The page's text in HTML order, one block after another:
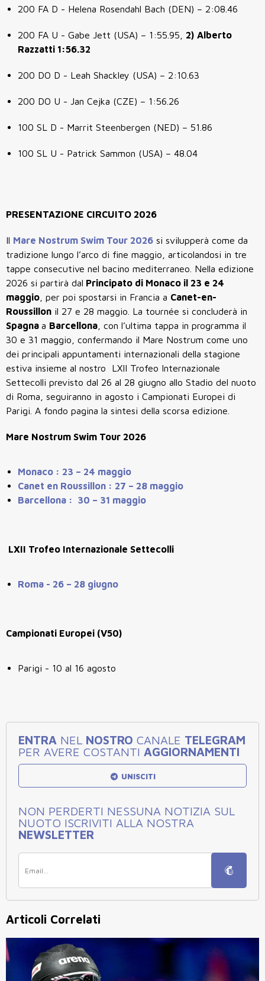
200 FA D - Helena Rosendahl Bach (DEN) – 2:08.46
200 FA U - Gabe Jett (USA) – 1:55.95, 2) Alberto
Razzatti 1:56.32
200 DO D - Leah Shackley (USA) – 2:10.63
200 DO U - Jan Cejka (CZE) – 1:56.26
100 SL D - Marrit Steenbergen (NED) – 51.86
100 SL U - Patrick Sammon (USA) – 48.04
PRESENTAZIONE CIRCUITO 2026
Il Mare Nostrum Swim Tour 2026 si svilupperà come da
tradizione lungo l’arco di fine maggio, articolandosi in tre
tappe consecutive nel bacino mediterraneo. Nella edizione
2026 si partirà dal Principato di Monaco il 23 e 24
maggio , per poi spostarsi in Francia a Canet-en-
Roussillon il 27 e 28 maggio. La tournée si concluderà in
Spagna a Barcellona , con l’ultima tappa in programma il
30 e 31 maggio, confermando il Mare Nostrum come uno
dei principali appuntamenti internazionali della stagione
estiva insieme al nostro LXII Trofeo Internazionale
Settecolli previsto dal 26 al 28 giugno allo Stadio del nuoto
di Roma, seguiranno in agosto i Campionati Europei di
Parigi. A fondo pagina la sintesi della scorsa edizione.
Mare Nostrum Swim Tour 2026
Monaco : 23 – 24 maggio
Canet en Roussillon : 27 – 28 maggio
Barcellona : 30 – 31 maggio
LXII Trofeo Internazionale Settecolli
Roma - 26 – 28 giugno
Campionati Europei (V50)
Parigi - 10 al 16 agosto
ENTRA NEL NOSTRO CANALE TELEGRAM
PER AVERE COSTANTI AGGIORNAMENTI
UNISCITI
NON PERDERTI NESSUNA NOTIZIA SUL
NUOTO ISCRIVITI ALLA NOSTRA
NEWSLETTER
Articoli Correlati